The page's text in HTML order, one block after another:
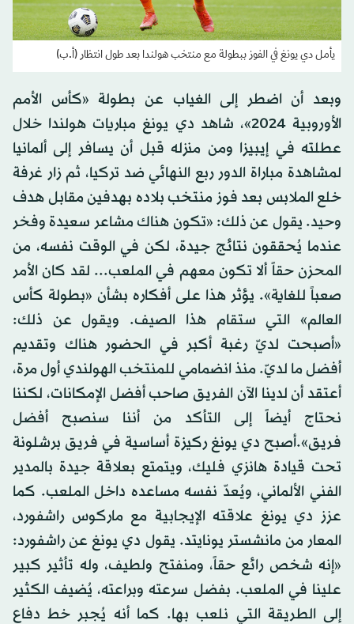
يأمل دي يونغ في الفوز ببطولة مع منتخب هولندا بعد طول انتظار (أ.ب)
وبعد أن اضطر إلى الغياب عن بطولة «كأس الأمم
الأوروبية 2024»، شاهد دي يونغ مباريات هولندا خلال
عطلته في إيبيزا ومن منزله قبل أن يسافر إلى ألمانيا
لمشاهدة مباراة الدور ربع النهائي ضد تركيا، ثم زار غرفة
خلع الملابس بعد فوز منتخب بلاده بهدفين مقابل هدف
وحيد. يقول عن ذلك: «تكون هناك مشاعر سعيدة وفخر
عندما يُحققون نتائج جيدة، لكن في الوقت نفسه، من
المحزن حقاً ألا تكون معهم في الملعب... لقد كان الأمر
صعباً للغاية». يؤثر هذا على أفكاره بشأن «بطولة كأس
العالم» التي ستقام هذا الصيف. ويقول عن ذلك:
«أصبحت لديّ رغبة أكبر في الحضور هناك وتقديم
أفضل ما لديّ. منذ انضمامي للمنتخب الهولندي أول مرة،
أعتقد أن لدينا الآن الفريق صاحب أفضل الإمكانات، لكننا
نحتاج أيضاً إلى التأكد من أننا سنصبح أفضل
فريق».أصبح دي يونغ ركيزة أساسية في فريق برشلونة
تحت قيادة هانزي فليك، ويتمتع بعلاقة جيدة بالمدير
الفني الألماني، ويُعدّ نفسه مساعده داخل الملعب. كما
عزز دي يونغ علاقته الإيجابية مع ماركوس راشفورد،
المعار من مانشستر يونايتد. يقول دي يونغ عن راشفورد:
«إنه شخص رائع حقاً، ومنفتح ولطيف، وله تأثير كبير
علينا في الملعب. بفضل سرعته وبراعته، يُضيف الكثير
إلى الطريقة التي نلعب بها. كما أنه يُجبر خط دفاع